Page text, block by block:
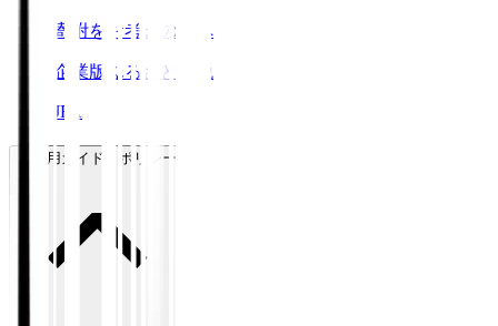
寄附をお考えの方へ
企業版ふるさと納税
JFA
ご利用ガイド・ポリシー